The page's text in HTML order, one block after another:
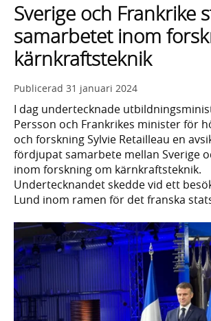
lista
med
sökförslag
Sverige och Frankrike
samarbetet inom
kärnkraftsteknik
Publicerad 31 januari 2024
I dag undertecknade
Persson och Frankrikes minister för
och forskning Sylvie Retailleau en
fördjupat samarbete mellan Sverige
inom forskning om kärnkraftsteknik.
Undertecknandet skedde vid ett
Lund inom ramen för det franska